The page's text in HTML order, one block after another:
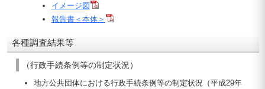
イメージ図
報告書＜本体＞
各種調査結果等
（行政手続条例等の制定状況）
地方公共団体における行政手続条例等の制定状況（平成29年